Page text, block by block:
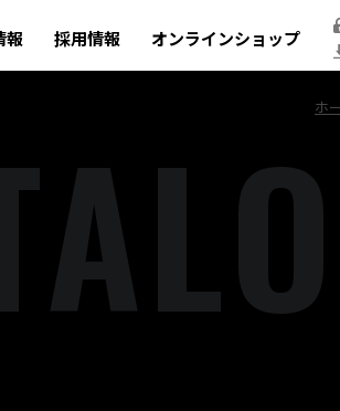
報 採用情報 オンラインショップ
ホ
ALO